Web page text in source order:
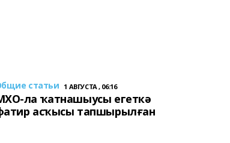
статьи 1 АВГУСТА , 06:16
ла ҡатнашыусы егеткә
асҡысы тапшырылған